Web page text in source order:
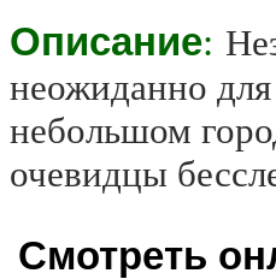
Описание:
неожиданно
небольшом
очевидцы
Смотреть